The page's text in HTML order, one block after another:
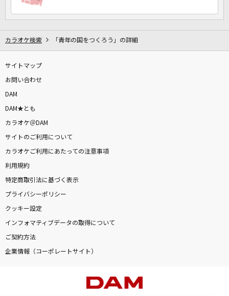
カラオケ検索 「青年の国をつくろう」の詳細
サイトマップ
お問い合わせ
DAM
DAM★とも
カラオケ＠DAM
サイトのご利用について
カラオケご利用にあたっての注意事項
利用規約
特定商取引法に基づく表示
プライバシーポリシー
クッキー設定
インフォマティブデータの取得について
ご契約方法
企業情報（コーポレートサイト）